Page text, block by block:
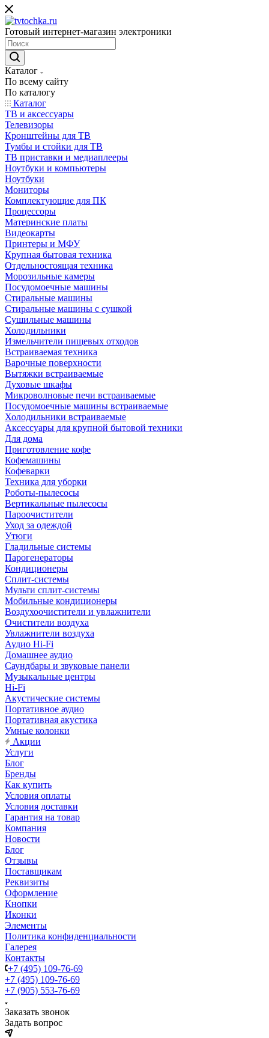
Готовый интернет-магазин электроники
Каталог
По всему сайту
По каталогу
Каталог
ТВ и аксессуары
Телевизоры
Кронштейны для ТВ
Тумбы и стойки для ТВ
ТВ приставки и медиаплееры
Ноутбуки и компьютеры
Ноутбуки
Мониторы
Комплектующие для ПК
Процессоры
Материнские платы
Видеокарты
Принтеры и МФУ
Крупная бытовая техника
Отдельностоящая техника
Морозильные камеры
Посудомоечные машины
Стиральные машины
Стиральные машины с сушкой
Сушильные машины
Холодильники
Измельчители пищевых отходов
Встраиваемая техника
Варочные поверхности
Вытяжки встраиваемые
Духовые шкафы
Микроволновые печи встраиваемые
Посудомоечные машины встраиваемые
Холодильники встраиваемые
Аксессуары для крупной бытовой техники
Для дома
Приготовление кофе
Кофемашины
Кофеварки
Техника для уборки
Роботы-пылесосы
Вертикальные пылесосы
Пароочистители
Уход за одеждой
Утюги
Гладильные системы
Парогенераторы
Кондиционеры
Сплит-системы
Мульти сплит-системы
Мобильные кондиционеры
Воздухоочистители и увлажнители
Очистители воздуха
Увлажнители воздуха
Аудио Hi-Fi
Домашнее аудио
Саундбары и звуковые панели
Музыкальные центры
Hi-Fi
Акустические системы
Портативное аудио
Портативная акустика
Умные колонки
Акции
Услуги
Блог
Бренды
Как купить
Условия оплаты
Условия доставки
Гарантия на товар
Компания
Новости
Блог
Отзывы
Поставщикам
Реквизиты
Оформление
Кнопки
Иконки
Элементы
Политика конфиденциальности
Галерея
Контакты
+7 (495) 109-76-69
+7 (495) 109-76-69
+7 (905) 553-76-69
Заказать звонок
Задать вопрос